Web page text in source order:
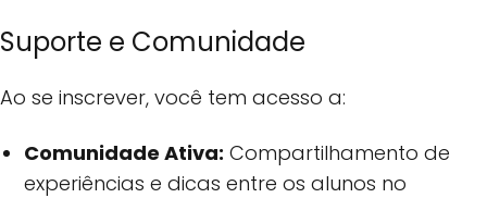
Suporte e Comunidade
Ao se inscrever, você tem acesso a:
Comunidade Ativa: Compartilhamento de
experiências e dicas entre os alunos no